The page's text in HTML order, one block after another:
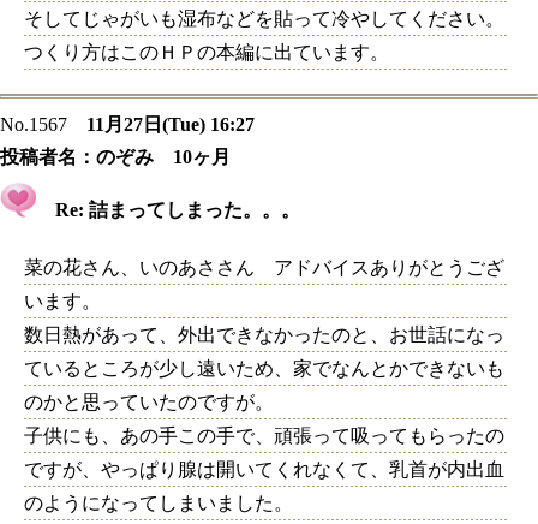
そしてじゃがいも湿布などを貼って冷やしてください。
つくり方はこのＨＰの本編に出ています。
No.1567
11月27日(Tue) 16:27
投稿者名： のぞみ 10ヶ月
Re: 詰まってしまった。。。
菜の花さん、いのあささん アドバイスありがとうござ
います。
数日熱があって、外出できなかったのと、お世話になっ
ているところが少し遠いため、家でなんとかできないも
のかと思っていたのですが。
子供にも、あの手この手で、頑張って吸ってもらったの
ですが、やっぱり腺は開いてくれなくて、乳首が内出血
のようになってしまいました。